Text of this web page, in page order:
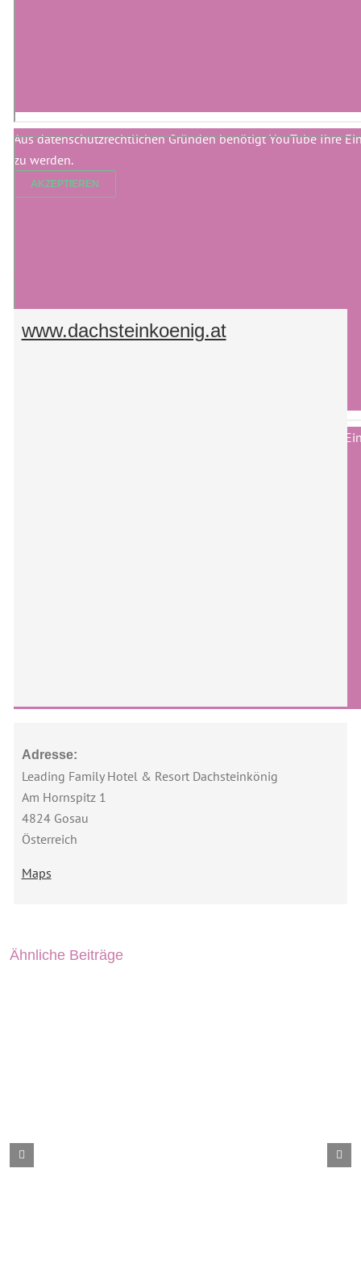
Aus datenschutzrechtlichen Gründen benötigt YouTube Ihre
zu werden.
AKZEPTIEREN
Aus datenschutzrechtlichen Gründen benötigt YouTube Ihre
www.dachsteinkoenig.at
Adresse:
Leading Family Hotel & Resort Dachsteinkönig
Am Hornspitz 1
4824 Gosau
Österreich
Maps
Ähnliche Beiträge